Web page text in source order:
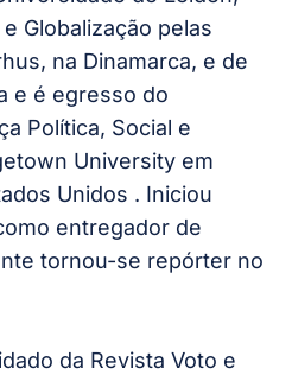
Globalização pelas
na Dinamarca, e de
e é egresso do
Política, Social e
University em
Unidos . Iniciou
entregador de
tornou-se repórter no
da Revista Voto e